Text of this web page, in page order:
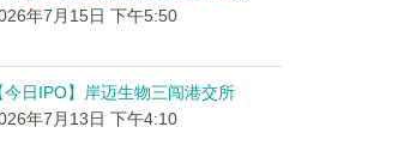
年7月15日 下午5:50
今日IPO】岸迈生物三闯港交所
年7月13日 下午4:10